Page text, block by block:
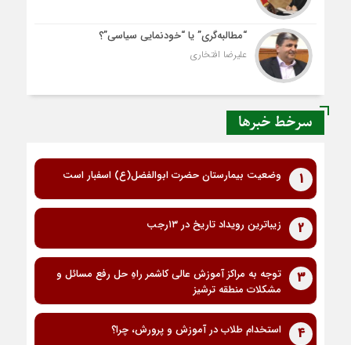
“مطالبه‌گری” یا “خودنمایی سیاسی”؟
علیرضا افتخاری
سرخط خبرها
1 وضعیت بیمارستان حضرت ابوالفضل(ع) اسفبار است
2 زیباترین رویداد تاریخ در ۱۳رجب
3
توجه به مراکز آموزش عالی کاشمر راهِ حل رفع مسائل و
مشکلات منطقه ترشیز
4 استخدام طلاب در آموزش و پرورش، چرا؟